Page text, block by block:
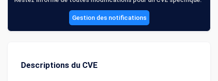
Gestion des notifications
Descriptions du CVE